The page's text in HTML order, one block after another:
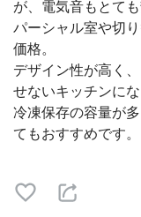
が、電気音もとて
パーシャル室や切
価格。
デザイン性が高く
せないキッチンにな
冷凍保存の容量が
てもおすすめです。